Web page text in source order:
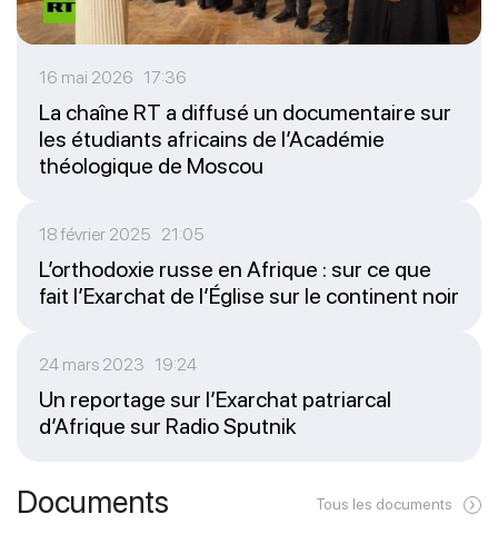
16 mai 2026 17:36
La chaîne RT a diffusé un documentaire sur
les étudiants africains de l’Académie
théologique de Moscou
18 février 2025 21:05
L’orthodoxie russe en Afrique : sur ce que
fait l’Exarchat de l’Église sur le continent noir
24 mars 2023 19:24
Un reportage sur l’Exarchat patriarcal
d’Afrique sur Radio Sputnik
Documents Tous les documents